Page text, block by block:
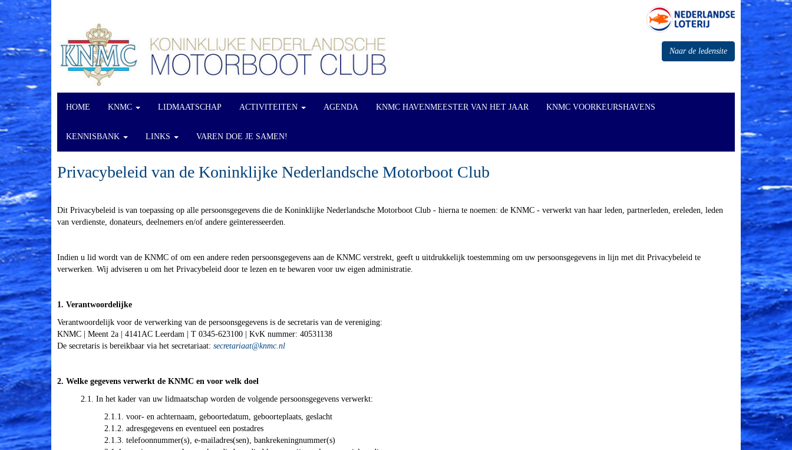
Naar de ledensite
HOME KNMC LIDMAATSCHAP ACTIVITEITEN AGENDA KNMC HAVENMEESTER VAN HET JAAR KNMC VOORKEURSHAVENS
KENNISBANK LINKS VAREN DOE JE SAMEN!
Privacybeleid van de Koninklijke Nederlandsche Motorboot Club
Dit Privacybeleid is van toepassing op alle persoonsgegevens die de Koninklijke Nederlandsche Motorboot Club - hierna te noemen: de KNMC - verwerkt van haar leden, partnerleden, ereleden, leden
van verdienste, donateurs, deelnemers en/of andere geïnteresseerden.
Indien u lid wordt van de KNMC of om een andere reden persoonsgegevens aan de KNMC verstrekt, geeft u uitdrukkelijk toestemming om uw persoonsgegevens in lijn met dit Privacybeleid te
verwerken. Wij adviseren u om het Privacybeleid door te lezen en te bewaren voor uw eigen administratie.
1. Verantwoordelijke
Verantwoordelijk voor de verwerking van de persoonsgegevens is de secretaris van de vereniging:
KNMC | Meent 2a | 4141AC Leerdam | T 0345-623100 | KvK nummer: 40531138
De secretaris is bereikbaar via het secretariaat: taairaterces@knmc.nl
2. Welke gegevens verwerkt de KNMC en voor welk doel
2.1. In het kader van uw lidmaatschap worden de volgende persoonsgegevens verwerkt:
2.1.1. voor- en achternaam, geboortedatum, geboorteplaats, geslacht
2.1.2. adresgegevens en eventueel een postadres
2.1.3. telefoonnummer(s), e-mailadres(sen), bankrekeningnummer(s)